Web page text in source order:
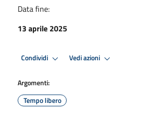
Data fine:
13 aprile 2025
Condividi Vedi azioni
Argomenti:
Tempo libero